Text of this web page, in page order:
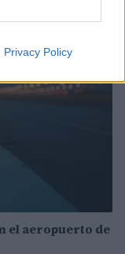
Privacy Policy
el aeropuerto de